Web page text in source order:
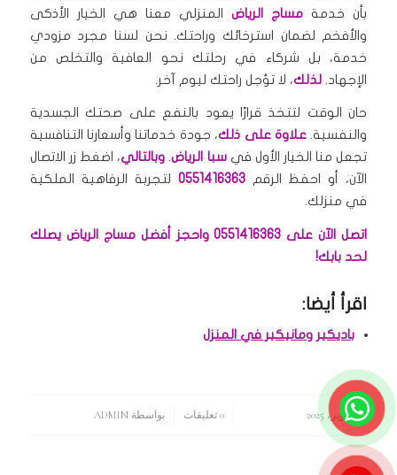
بأن خدمة مساج الرياضالمنزلي معنا هي الخيار الأذكى
والأفخم لضمان استرخائك وراحتك. نحن لسنا مجرد مزودي
خدمة، بل شركاء في رحلتك نحو العافية والتخلص من
الإجهاد. لذلك، لا تؤجل راحتك ليوم آخر.
حان الوقت لتتخذ قرارًا يعود بالنفع على صحتك الجسدية
والنفسية. علاوة على ذلك، جودة خدماتنا وأسعارنا التنافسية
تجعل منا الخيار الأول فيسبا الرياض. وبالتالي، اضغط زر الاتصال
الآن، أو احفظ الرقم0551416363 لتجربة الرفاهية الملكية
في منزلك.
اتصل الآن على 0551416363 واحجز أفضل مساج الرياض يصلك
لحد بابك!
اقرأ أيضا:
باديكير ومانيكير في المنزل
23 أكتوبر، 2025 0 تعليقات بواسطة ADMIN